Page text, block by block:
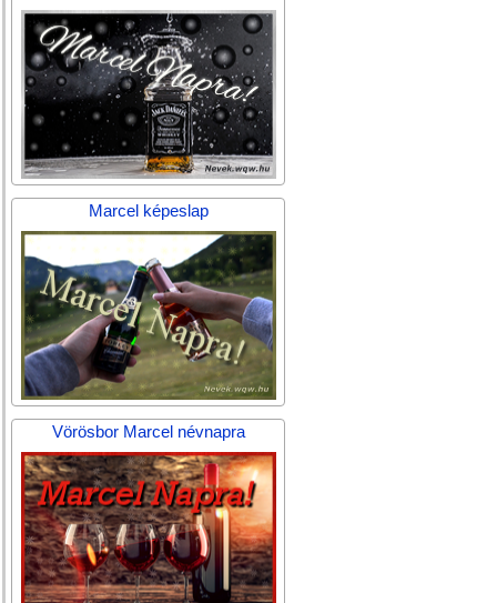
Marcel képeslap
Vörösbor Marcel névnapra